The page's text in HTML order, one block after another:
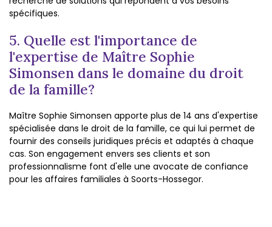
spécifiques.
5. Quelle est l'importance de
l'expertise de Maître Sophie
Simonsen dans le domaine du droit
de la famille?
Maître Sophie Simonsen apporte plus de 14 ans d'expertise
spécialisée dans le droit de la famille, ce qui lui permet de
fournir des conseils juridiques précis et adaptés à chaque
cas. Son engagement envers ses clients et son
professionnalisme font d'elle une avocate de confiance
pour les affaires familiales à Soorts-Hossegor.